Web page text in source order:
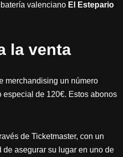
valenciano El Estepario
la venta
merchandising un número
especial de 120€. Estos abonos
de Ticketmaster, con un
asegurar su lugar en uno de